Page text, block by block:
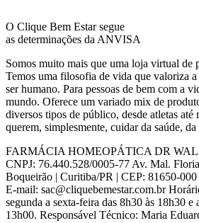
O Clique Bem Estar segue
as determinações da ANVISA
Somos muito mais que uma loja virtual de
Temos uma filosofia de vida que valoriza
ser humano. Para pessoas de bem com a
mundo. Oferece um variado mix de
diversos tipos de público, desde atletas até
querem, simplesmente, cuidar da saúde, da
FARMÁCIA HOMEOPÁTICA DR
CNPJ: 76.440.528/0005-77 Av. Mal.
Boqueirão | Curitiba/PR | CEP: 81650-
E-mail: sac@cliquebemestar.com.br
segunda a sexta-feira das 8h30 às 18h30 e
13h00. Responsável Técnico: Maria